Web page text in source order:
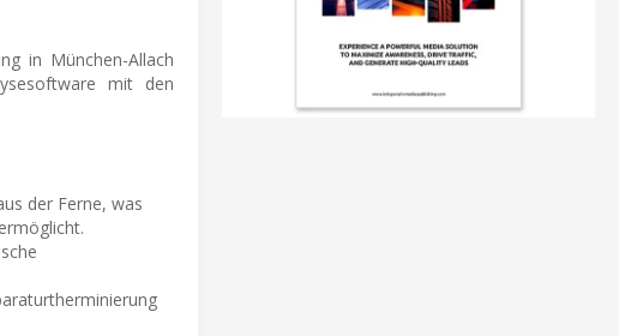
in München-Allach
mit den
der Ferne, was